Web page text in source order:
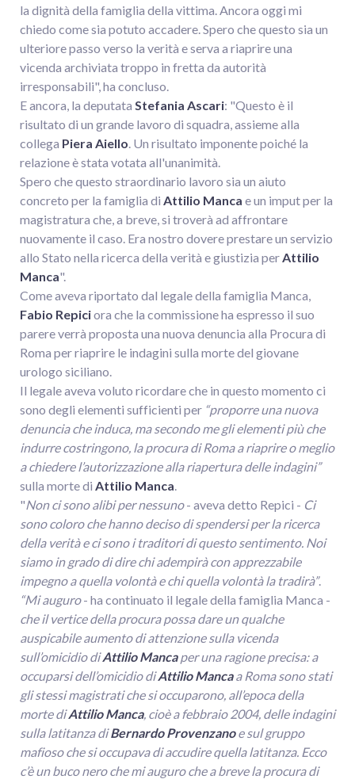
la dignità della famiglia della vittima. Ancora oggi mi
chiedo come sia potuto accadere. Spero che questo sia un
ulteriore passo verso la verità e serva a riaprire una
vicenda archiviata troppo in fretta da autorità
irresponsabili", ha concluso.
E ancora, la deputata Stefania Ascari: "Questo è il
risultato di un grande lavoro di squadra, assieme alla
collega Piera Aiello. Un risultato imponente poiché la
relazione è stata votata all'unanimità.
Spero che questo straordinario lavoro sia un aiuto
concreto per la famiglia di Attilio Manca e un imput per la
magistratura che, a breve, si troverà ad affrontare
nuovamente il caso. Era nostro dovere prestare un servizio
allo Stato nella ricerca della verità e giustizia perAttilio
Manca".
Come aveva riportato dal legale della famiglia Manca,
Fabio Repiciora che la commissione ha espresso il suo
parere verrà proposta una nuova denuncia alla Procura di
Roma per riaprire le indagini sulla morte del giovane
urologo siciliano.
Il legale aveva voluto ricordare che in questo momento ci
sono degli elementi sufficienti per “proporre una nuova
denuncia che induca, ma secondo me gli elementi più che
indurre costringono, la procura di Roma a riaprire o meglio
a chiedere l’autorizzazione alla riapertura delle indagini”
sulla morte di Attilio Manca.
"Non ci sono alibi per nessuno- aveva detto Repici - Ci
sono coloro che hanno deciso di spendersi per la ricerca
della verità e ci sono i traditori di questo sentimento. Noi
siamo in grado di dire chi adempirà con apprezzabile
impegno a quella volontà e chi quella volontà la tradirà”.
“Mi auguro- ha continuato il legale della famiglia Manca -
che il vertice della procura possa dare un qualche
auspicabile aumento di attenzione sulla vicenda
sull’omicidio diAttilio Mancaper una ragione precisa: a
occuparsi dell’omicidio diAttilio Mancaa Roma sono stati
gli stessi magistrati che si occuparono, all’epoca della
morte diAttilio Manca, cioè a febbraio 2004, delle indagini
sulla latitanza diBernardo Provenzanoe sul gruppo
mafioso che si occupava di accudire quella latitanza. Ecco
c’è un buco nero che mi auguro che a breve la procura di